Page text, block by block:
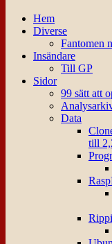
Hem
Diverse
Fantomen
Insändare
Till GP
Sidor
99 sätt att
Data
till